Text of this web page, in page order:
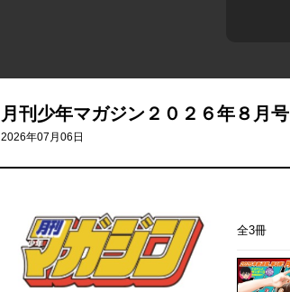
月刊少年マガジン２０２６年８月号
2026年07月06日
全3冊